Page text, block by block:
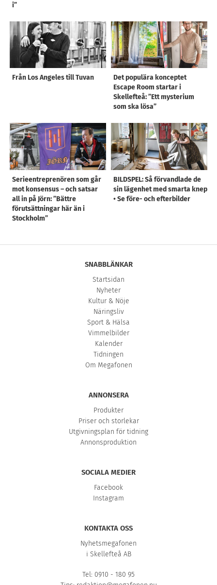
i”
Från Los Angeles till Tuvan
Det populära konceptet
Escape Room startar i
Skellefteå: ”Ett mysterium
som ska lösa”
Serieentreprenören som går
mot konsensus – och satsar
all in på Jörn: ”Bättre
förutsättningar här än i
Stockholm”
BILDSPEL: Så förvandlade de
sin lägenhet med smarta knep
• Se före- och efterbilder
SNABBLÄNKAR
Startsidan
Nyheter
Kultur & Nöje
Näringsliv
Sport & Hälsa
Vimmelbilder
Kalender
Tidningen
Om Megafonen
ANNONSERA
Produkter
Priser och storlekar
Utgivningsplan för tidning
Annonsproduktion
SOCIALA MEDIER
Facebook
Instagram
KONTAKTA OSS
Nyhetsmegafonen
i Skellefteå AB
Tel: 0910 - 180 95